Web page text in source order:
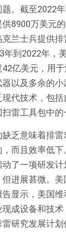
。截至2022
供8900万美元
兰士兵提供
年到2022年，
42亿美元，用
以及多余的
代技术，包括
雷工具包中
缺乏意味着排
而且效率低
动了一项研发
进展甚微。
显示，美国
现成设备和技
雷研究发展计划